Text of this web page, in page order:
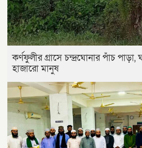
কর্ণফুলীর গ্রাসে চন্দ্রঘোনার পাঁচ পাড়া,
হাজারো মানুষ